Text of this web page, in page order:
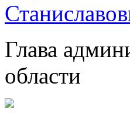
Глава
области